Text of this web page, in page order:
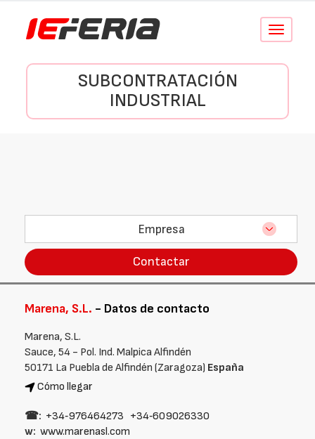
Conmutar
SUBCONTRATACIÓN
INDUSTRIAL
Empresa
Contactar
Marena, S.L. - Datos de contacto
Marena, S.L.
Sauce, 54 - Pol. Ind. Malpica Alfindén
50171 La Puebla de Alfindén (Zaragoza) España
Cómo llegar
☎: +34‑976464273 +34‑609026330
w: www.marenasl.com